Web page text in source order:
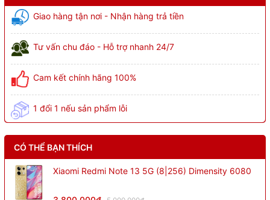
Giao hàng tận nơi - Nhận hàng trả tiền
Tư vấn chu đáo - Hỗ trợ nhanh 24/7
Cam kết chính hãng 100%
1 đổi 1 nếu sản phẩm lỗi
CÓ THỂ BẠN THÍCH
Xiaomi Redmi Note 13 5G (8|256) Dimensity 6080